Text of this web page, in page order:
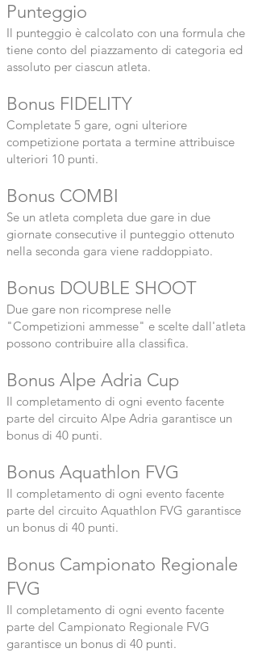
Punteggio
Il punteggio è calcolato con una formula che
tiene conto del piazzamento di categoria ed
assoluto per ciascun atleta.
Bonus FIDELITY
Completate 5 gare, ogni ulteriore
competizione portata a termine attribuisce
ulteriori 10 punti.
Bonus COMBI
Se un atleta completa due gare in due
giornate consecutive il punteggio ottenuto
nella seconda gara viene raddoppiato.
Bonus DOUBLE SHOOT
Due gare non ricomprese nelle
"Competizioni ammesse" e scelte dall'atleta
possono contribuire alla classifica.
Bonus Alpe Adria Cup
Il completamento di ogni evento facente
parte del circuito Alpe Adria garantisce un
bonus di 40 punti.
Bonus Aquathlon FVG
Il completamento di ogni evento facente
parte del circuito Aquathlon FVG garantisce
un bonus di 40 punti.
Bonus Campionato Regionale
FVG
Il completamento di ogni evento facente
parte del Campionato Regionale FVG
garantisce un bonus di 40 punti.